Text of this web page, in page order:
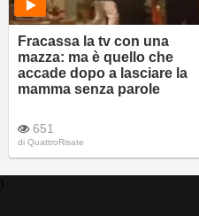
Fracassa la tv con una
mazza: ma è quello che
accade dopo a lasciare la
mamma senza parole
651
di QuattroRisate